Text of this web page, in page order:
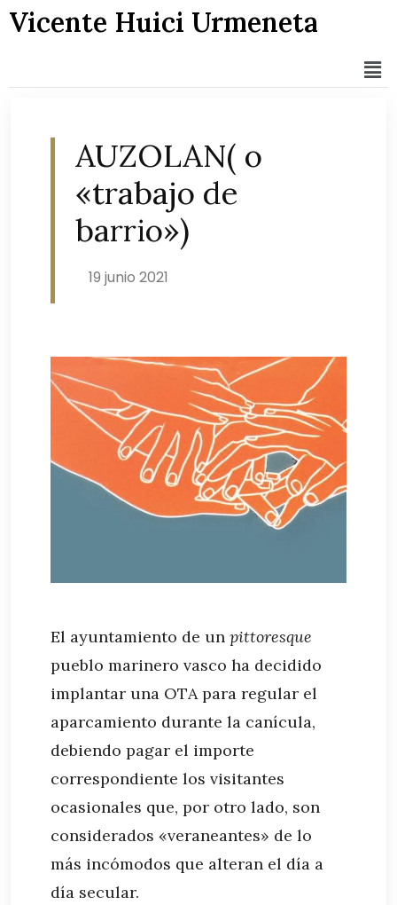
Vicente Huici Urmeneta
AUZOLAN( o
«trabajo de
barrio»)
19 junio 2021
El ayuntamiento de un pittoresque
pueblo marinero vasco ha decidido
implantar una OTA para regular el
aparcamiento durante la canícula,
debiendo pagar el importe
correspondiente los visitantes
ocasionales que, por otro lado, son
considerados «veraneantes» de lo
más incómodos que alteran el día a
día secular.